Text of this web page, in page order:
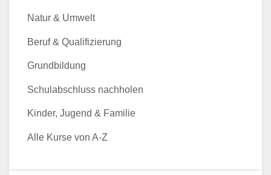
Natur & Umwelt
Beruf & Qualifizierung
Grundbildung
Schulabschluss nachholen
Kinder, Jugend & Familie
Alle Kurse von A-Z